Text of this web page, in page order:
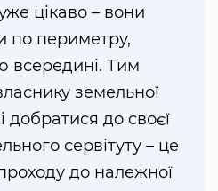
цікаво – вони
по периметру,
Тим
земельної
добратися до своєї
сервітуту – це
до належної